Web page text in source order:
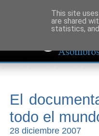
El
todo el
28 diciembre 2007
This site
are shared
statistics,